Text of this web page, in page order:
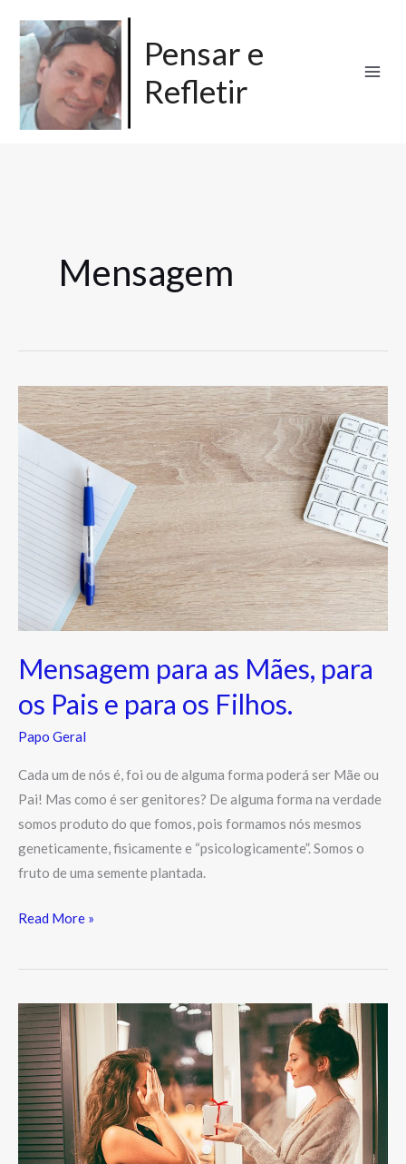
para
conteúdo
Pensar e
Refletir
Mensagem
Mensagem para as Mães, para
os Pais e para os Filhos.
Papo Geral
Cada um de nós é, foi ou de alguma forma poderá ser Mãe ou
Pai! Mas como é ser genitores? De alguma forma na verdade
somos produto do que fomos, pois formamos nós mesmos
geneticamente, fisicamente e “psicologicamente”. Somos o
fruto de uma semente plantada.
Mensagem
para
Mães,
para
os
Pais
e
para
os
Read More »
Mensagem
para
um
aniversariante,
mensagem
para